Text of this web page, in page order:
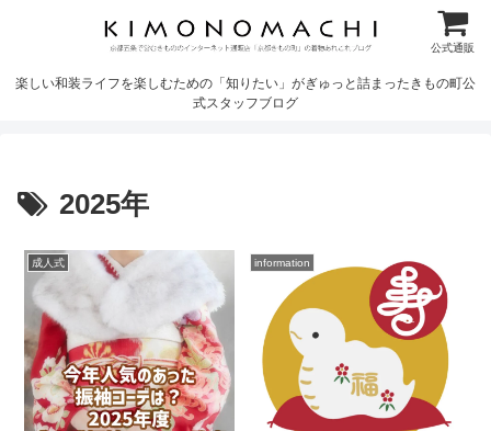
公式通販
楽しい和装ライフを楽しむための「知りたい」がぎゅっと詰まったきもの町公
式スタッフブログ
2025年
成人式 information